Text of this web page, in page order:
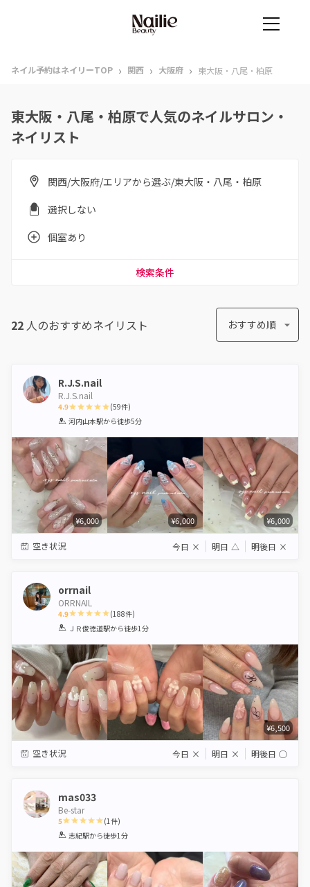
ネイル予約はネイリーTOP › 関西 › 大阪府 › 東大阪・八尾・柏原
東大阪・八尾・柏原で人気のネイルサロン・
ネイリスト
関西/大阪府/エリアから選ぶ/東大阪・八尾・柏原
選択しない
個室あり
検索条件
22 人のおすすめネイリスト おすすめ順
R.J.S.nail
R.J.S.nail
4.9
1 2 3 4 5
(59件)
河内山本駅から徒歩5分
¥6,000 ¥6,000 ¥6,000
空き状況 今日 × 明日 △ 明後日 ×
orrnail
ORRNAIL
4.9
1 2 3 4 5
(188件)
ＪＲ俊徳道駅から徒歩1分
¥6,500
空き状況 今日 × 明日 × 明後日 ◯
mas033
Be-star
5
1 2 3 4 5
(1件)
志紀駅から徒歩1分